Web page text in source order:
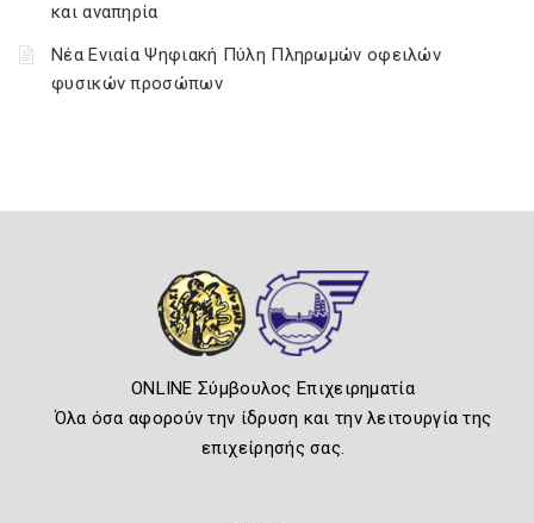
και αναπηρία
Νέα Ενιαία Ψηφιακή Πύλη Πληρωμών οφειλών
φυσικών προσώπων
ONLINE Σύμβουλος Επιχειρηματία
Όλα όσα αφορούν την ίδρυση και την λειτουργία της
επιχείρησής σας.